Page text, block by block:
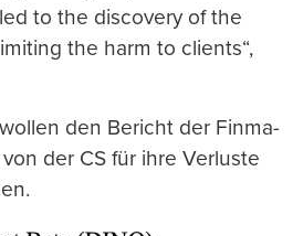
to the discovery of the
the harm to clients“,
den Bericht der Finma-
der CS für ihre Verluste